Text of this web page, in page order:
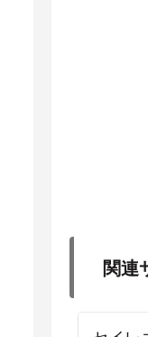
関連